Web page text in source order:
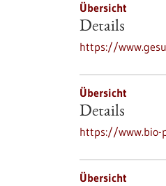
Übersicht
Details
https://
Übersicht
Details
https://www.bio-
Übersicht